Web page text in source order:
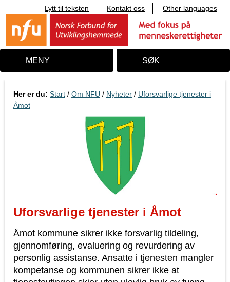
i
n
o
Lytt til teksten Kontakt oss Other languages
MENY SØK
Her er du: Start / Om NFU / Nyheter / Uforsvarlige tjenester i
Åmot
Uforsvarlige tjenester i Åmot
Åmot kommune sikrer ikke forsvarlig tildeling,
gjennomføring, evaluering og revurdering av
personlig assistanse. Ansatte i tjenesten mangler
kompetanse og kommunen sikrer ikke at